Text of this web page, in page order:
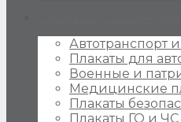
Автотранспорт
Плакаты для
Военные и
Медицинские
Плакаты
Плакаты ГО и ЧС